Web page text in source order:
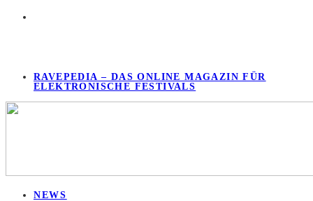
RAVEPEDIA – DAS ONLINE MAGAZIN FÜR
ELEKTRONISCHE FESTIVALS
NEWS